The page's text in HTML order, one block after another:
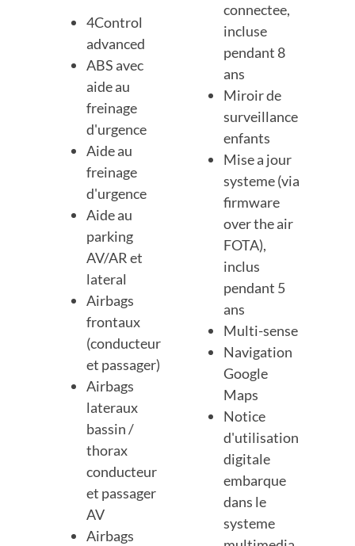
4Control
advanced
ABS avec
aide au
freinage
d'urgence
Aide au
freinage
d'urgence
Aide au
parking
AV/AR et
lateral
Airbags
frontaux
(conducteur
et passager)
Airbags
lateraux
bassin /
thorax
conducteur
et passager
AV
Airbags
connectee,
incluse
pendant 8
ans
Miroir de
surveillance
enfants
Mise a jour
systeme (via
firmware
over the air
FOTA),
inclus
pendant 5
ans
Multi-sense
Navigation
Google
Maps
Notice
d'utilisation
digitale
embarque
dans le
systeme